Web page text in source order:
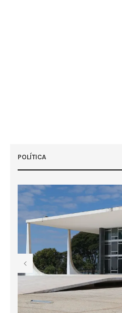
POLÍTICA